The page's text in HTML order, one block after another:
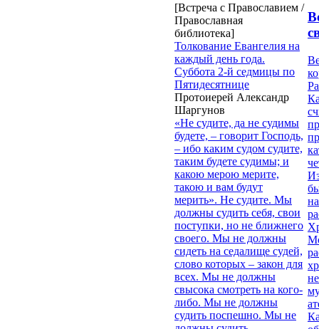
[Встреча с Православием /
Православная
библиотека]
Толкование Евангелия на
каждый день года.
Суббота 2-й седмицы по
Пятидесятнице
Протоиерей Александр
Шаргунов
«Не судите, да не судимы
будете, – говорит Господь,
– ибо каким судом судите,
таким будете судимы; и
какою мерою мерите,
такою и вам будут
мерить». Не судите. Мы
должны судить себя, свои
поступки, но не ближнего
своего. Мы не должны
сидеть на седалище судей,
слово которых – закон для
всех. Мы не должны
свысока смотреть на кого-
либо. Мы не должны
судить поспешно. Мы не